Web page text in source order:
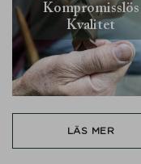
Kompromisslös
Kvalitet
LÄS MER